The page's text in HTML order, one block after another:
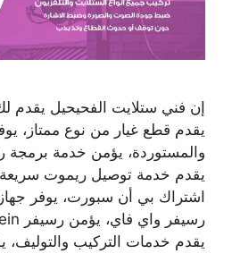
إن فني ستلايت الفحيحيل يقدم
يقدم قطع غيار من نوع ممتاز،
والمستوردة، يؤمن خدمة برمجة
يقدم خدمة توصيل ريموت
اشتراك بي أن سبورت، يوفر
يقدم خدمات التركيب